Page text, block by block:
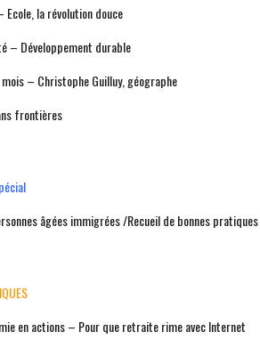
la révolution douce
– Développement durable
– Christophe Guilluy, géographe
frontières
âgées immigrées /Recueil de bonnes pratiques
en actions – Pour que retraite rime avec Internet